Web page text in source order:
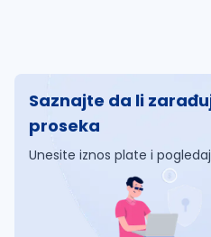
Saznajte da li
proseka
Unesite iznos plate i